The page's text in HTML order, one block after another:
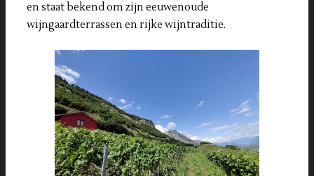
en staat bekend om zijn eeuwenoude
wijngaardterrassen en rijke wijntraditie.